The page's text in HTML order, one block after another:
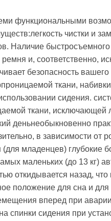
функциональными
чистки и
Наличие быстросъемного
и, соответственно,
безопасность
ткани,
сидения.
ткани,
деньнеобыкновенно
в зависимости от
(для младенцев) глубокие
маленьких (до 13 кг)
откидывается назад,
положение для сна и
вперед при
спинки сидения при